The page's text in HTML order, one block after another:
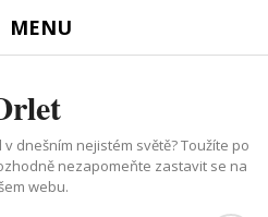
MENU
dnešním nejistém světě? Toužíte po
nezapomeňte zastavit se na
webu.